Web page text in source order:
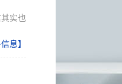
实也
息】